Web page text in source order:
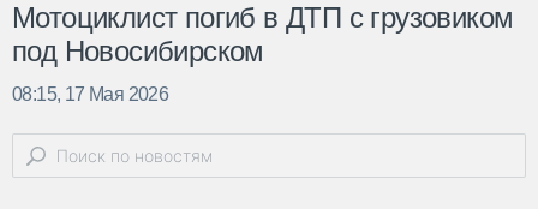
Мотоциклист погиб в ДТП с грузовиком
под Новосибирском
08:15, 17 Мая 2026